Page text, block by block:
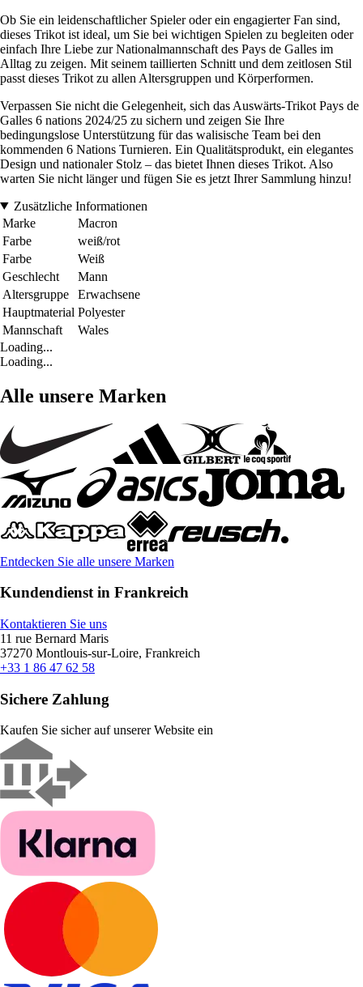
Ob Sie ein leidenschaftlicher Spieler oder ein engagierter Fan sind,
dieses Trikot ist ideal, um Sie bei wichtigen Spielen zu begleiten oder
einfach Ihre Liebe zur Nationalmannschaft des Pays de Galles im
Alltag zu zeigen. Mit seinem taillierten Schnitt und dem zeitlosen Stil
passt dieses Trikot zu allen Altersgruppen und Körperformen.
Verpassen Sie nicht die Gelegenheit, sich das Auswärts-Trikot Pays de
Galles 6 nations 2024/25 zu sichern und zeigen Sie Ihre
bedingungslose Unterstützung für das walisische Team bei den
kommenden 6 Nations Turnieren. Ein Qualitätsprodukt, ein elegantes
Design und nationaler Stolz – das bietet Ihnen dieses Trikot. Also
warten Sie nicht länger und fügen Sie es jetzt Ihrer Sammlung hinzu!
Zusätzliche Informationen
Marke
Macron
Farbe
weiß/rot
Farbe
Weiß
Geschlecht
Mann
Altersgruppe
Erwachsene
Hauptmaterial Polyester
Mannschaft
Wales
Loading...
Loading...
Alle unsere Marken
Entdecken Sie alle unsere Marken
Kundendienst in Frankreich
Kontaktieren Sie uns
11 rue Bernard Maris
37270 Montlouis-sur-Loire, Frankreich
+33 1 86 47 62 58
Sichere Zahlung
Kaufen Sie sicher auf unserer Website ein